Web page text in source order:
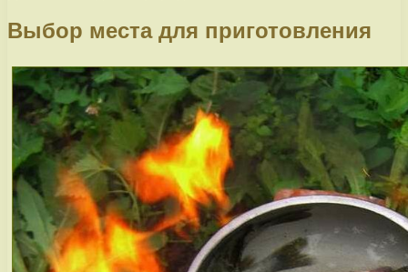
Выбор места для приготовления